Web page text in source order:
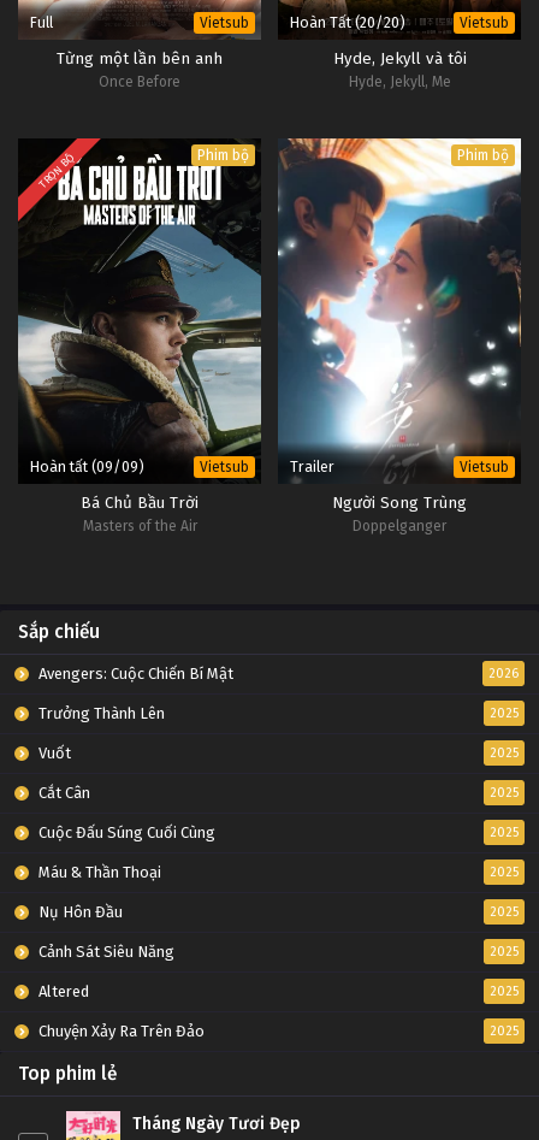
Full Vietsub
Từng một lần bên anh
Once Before
Hoàn Tất (20/20) Vietsub
Hyde, Jekyll và tôi
Hyde, Jekyll, Me
TRỌN BỘ Phim bộ
Hoàn tất (09/09) Vietsub
Bá Chủ Bầu Trời
Masters of the Air
Phim bộ
Trailer Vietsub
Người Song Trùng
Doppelganger
Sắp chiếu
Avengers: Cuộc Chiến Bí Mật 2026
Trưởng Thành Lên 2025
Vuốt 2025
Cắt Cân 2025
Cuộc Đấu Súng Cuối Cùng 2025
Máu & Thần Thoại 2025
Nụ Hôn Đầu 2025
Cảnh Sát Siêu Năng 2025
Altered 2025
Chuyện Xảy Ra Trên Đảo 2025
Top phim lẻ
Tháng Ngày Tươi Đẹp